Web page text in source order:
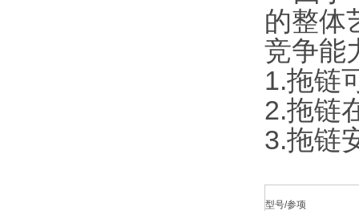
的整体
竞争能
1.拖链
2.拖链
3.拖链
型号/参项